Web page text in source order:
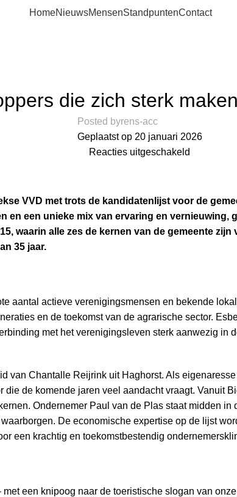
HomeNieuwsMensenStandpuntenContact
die zich sterk
Posted byrens-acc
Geplaatst op 20 januari 2026
Reacties uitgeschakeld
VVD met trots de kandidatenlijst voor de
en een unieke mix van ervaring en vernieuwing,
waarin alle zes de kernen van de gemeente
35 jaar.
aantal actieve verenigingsmensen en bekende
en de toekomst van de agrarische sector.
met het verenigingsleven sterk aanwezig in
van Chantalle Reijrink uit Haghorst. Als
de komende jaren veel aandacht vraagt. Vanuit
Ondernemer Paul van de Plas staat midden
De economische expertise op de lijst
een krachtig en toekomstbestendig
een knipoog naar de toeristische slogan van